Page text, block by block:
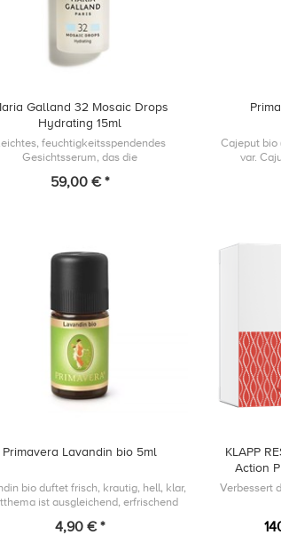
Galland 32 Mosaic Drops
Hydrating 15ml
feuchtigkeitsspendendes
Gesichtsserum, das die
und dem Austrocknen der Haut
59,00 € *
Cajeput bio
var.
Primavera Lavandin bio 5ml
bio duftet frisch, krautig, hell, klar,
ist ausgleichend, erfrischend
4,90 € *
KLAPP
Action
Verbessert